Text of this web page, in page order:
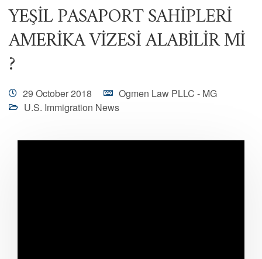
YEŞİL PASAPORT SAHİPLERİ
AMERİKA VİZESİ ALABİLİR Mİ
?
29 October 2018
Ogmen Law PLLC - MG
U.S. Immigration News